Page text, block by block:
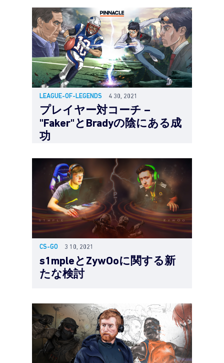
LEAGUE-OF-LEGENDS 4 30, 2021
プレイヤー対コーチ –
"Faker"とBradyの陰にある成
功
CS-GO 3 10, 2021
s1mpleとZywOoに関する新
たな検討